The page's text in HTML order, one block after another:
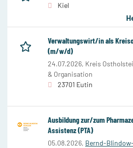
Kiel
Verwaltungswirt/in als
(m/w/d)
24.07.2026, Kreis
& Organisation
23701 Eutin
Ausbildung zur/zum
Assistenz (PTA)
05.08.2026, Bernd-